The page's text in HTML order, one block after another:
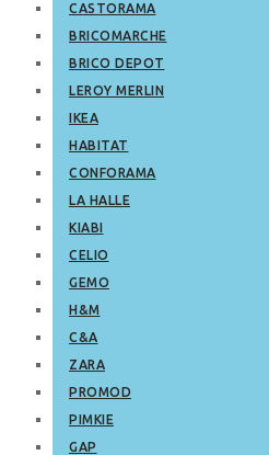
CASTORAMA
BRICOMARCHE
BRICO DEPOT
LEROY MERLIN
IKEA
HABITAT
CONFORAMA
LA HALLE
KIABI
CELIO
GEMO
H&M
C&A
ZARA
PROMOD
PIMKIE
GAP